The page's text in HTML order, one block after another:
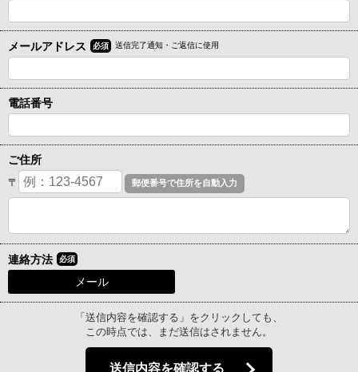
メールアドレス 必須 送信完了通知・ご返信に使用
電話番号
ご住所
〒
連絡方法 必須
メール
「送信内容を確認する」をクリックしても、
この時点では、まだ送信はされません。
送信内容を確認する